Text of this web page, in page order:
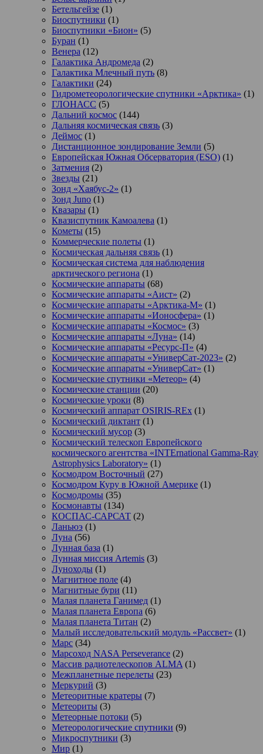
Бетельгейзе (1)
Биоспутники (1)
Биоспутники «Бион» (5)
Буран (1)
Венера (12)
Галактика Андромеда (2)
Галактика Млечный путь (8)
Галактики (24)
Гидрометеорологические спутники «Арктика» (1)
ГЛОНАСС (5)
Дальний космос (144)
Дальняя космическая связь (3)
Деймос (1)
Дистанционное зондирование Земли (5)
Европейская Южная Обсерватория (ESO) (1)
Затмения (2)
Звезды (21)
Зонд «Хаябус-2» (1)
Зонд Juno (1)
Квазары (1)
Квазиспутник Камоалева (1)
Кометы (15)
Коммерческие полеты (1)
Космическая дальняя связь (1)
Космическая система для наблюдения
арктического региона (1)
Космические аппараты (68)
Космические аппараты «Аист» (2)
Космические аппараты «Арктика-М» (1)
Космические аппараты «Ионосфера» (1)
Космические аппараты «Космос» (3)
Космические аппараты «Луна» (14)
Космические аппараты «Ресурс-П» (4)
Космические аппараты «УниверСат-2023» (2)
Космические аппараты «УниверСат» (1)
Космические спутники «Метеор» (4)
Космические станции (20)
Космические уроки (8)
Космический аппарат OSIRIS-REx (1)
Космический диктант (1)
Космический мусор (3)
Космический телескоп Европейского
космического агентства «INTErnational Gamma-Ray
Astrophysics Laboratory» (1)
Космодром Восточный (27)
Космодром Куру в Южной Америке (1)
Космодромы (35)
Космонавты (134)
КОСПАС-САРСАТ (2)
Ланьюэ (1)
Луна (56)
Лунная база (1)
Лунная миссия Artemis (3)
Луноходы (1)
Магнитное поле (4)
Магнитные бури (11)
Малая планета Ганимед (1)
Малая планета Европа (6)
Малая планета Титан (2)
Малый исследовательский модуль «Рассвет» (1)
Марс (34)
Марсоход NASA Perseverance (2)
Массив радиотелескопов ALMA (1)
Межпланетные перелеты (23)
Меркурий (3)
Метеоритные кратеры (7)
Метеориты (3)
Метеорные потоки (5)
Метеорологические спутники (9)
Микроспутники (3)
Мир (1)